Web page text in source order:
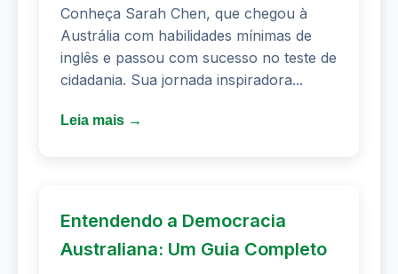
Conheça Sarah Chen, que chegou à
Austrália com habilidades mínimas de
inglês e passou com sucesso no teste de
cidadania. Sua jornada inspiradora...
Leia mais →
Entendendo a Democracia
Australiana: Um Guia Completo